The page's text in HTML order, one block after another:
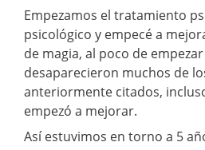
Empezamos el tratamiento
psicológico y empecé a
de magia, al poco de
desaparecieron muchos de
anteriormente citados,
empezó a mejorar.
Así estuvimos en torno a 5